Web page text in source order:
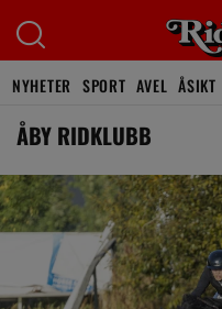
NYHETER SPORT AVEL ÅSIKT
ÅBY RIDKLUBB